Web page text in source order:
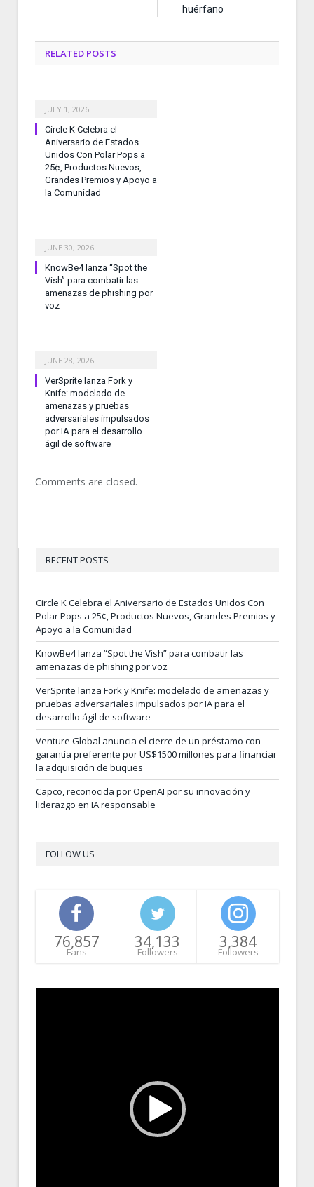
huérfano
RELATED POSTS
JULY 1, 2026
Circle K Celebra el
Aniversario de Estados
Unidos Con Polar Pops a
25¢, Productos Nuevos,
Grandes Premios y Apoyo a
la Comunidad
JUNE 30, 2026
KnowBe4 lanza “Spot the
Vish” para combatir las
amenazas de phishing por
voz
JUNE 28, 2026
VerSprite lanza Fork y
Knife: modelado de
amenazas y pruebas
adversariales impulsados
por IA para el desarrollo
ágil de software
Comments are closed.
RECENT POSTS
Circle K Celebra el Aniversario de Estados Unidos Con
Polar Pops a 25¢, Productos Nuevos, Grandes Premios y
Apoyo a la Comunidad
KnowBe4 lanza “Spot the Vish” para combatir las
amenazas de phishing por voz
VerSprite lanza Fork y Knife: modelado de amenazas y
pruebas adversariales impulsados por IA para el
desarrollo ágil de software
Venture Global anuncia el cierre de un préstamo con
garantía preferente por US$1500 millones para financiar
la adquisición de buques
Capco, reconocida por OpenAI por su innovación y
liderazgo en IA responsable
FOLLOW US
76,857
Fans
34,133
Followers
3,384
Followers